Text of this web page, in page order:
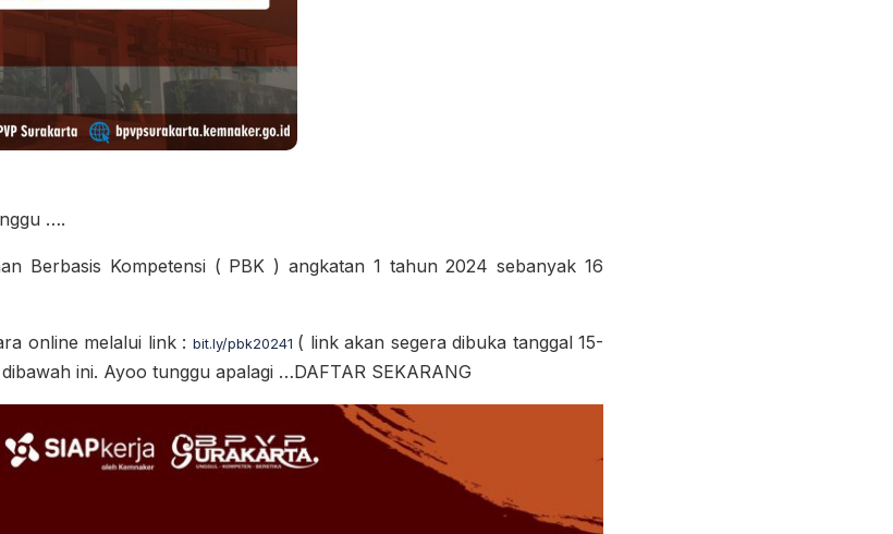
….
Berbasis Kompetensi ( PBK ) angkatan 1 tahun 2024 sebanyak 16
online melalui link : bit.ly/pbk20241 ( link akan segera dibuka tanggal 15-
ini. Ayoo tunggu apalagi …DAFTAR SEKARANG